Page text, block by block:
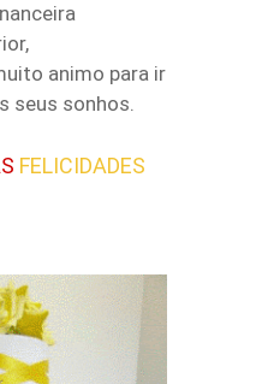
animo para ir
seus sonhos.
FELICIDADES